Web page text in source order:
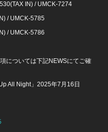
IN) / UMCK-7274
/ UMCK-5785
/ UMCK-5786
については下記NEWSにてご確
All Night」2025年7月16日